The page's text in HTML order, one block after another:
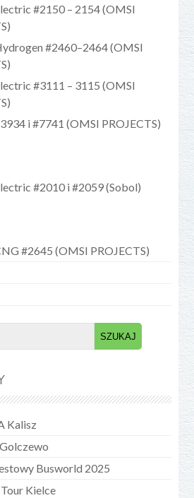
#2150 – 2154 (OMSI
#2460–2464 (OMSI
#3111 – 3115 (OMSI
i #7741 (OMSI PROJECTS)
#2010 i #2059 (Sobol)
#2645 (OMSI PROJECTS)
Search
for:
Kalisz
Busworld 2025
Kielce